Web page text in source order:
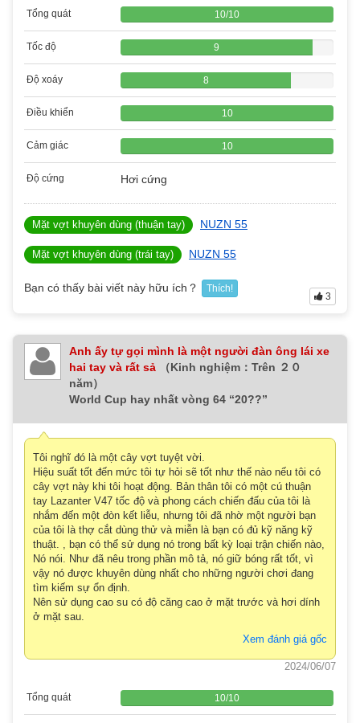
Tổng quát 10/10
Tốc độ 9
Độ xoáy 8
Điều khiển 10
Cảm giác 10
Độ cứng Hơi cứng
Mặt vợt khuyên dùng (thuận tay) NUZN 55
Mặt vợt khuyên dùng (trái tay) NUZN 55
Bạn có thấy bài viết này hữu ích？ Thích!
3
Anh ấy tự gọi mình là một người đàn ông lái xe
hai tay và rất sả
（Kinh nghiệm：Trên ２０
năm）
World Cup hay nhất vòng 64 “20??”
Tôi nghĩ đó là một cây vợt tuyệt vời.
Hiệu suất tốt đến mức tôi tự hỏi sẽ tốt như thế nào nếu tôi có
cây vợt này khi tôi hoạt động. Bản thân tôi có một cú thuận
tay Lazanter V47 tốc độ và phong cách chiến đấu của tôi là
nhắm đến một đòn kết liễu, nhưng tôi đã nhờ một người bạn
của tôi là thợ cắt dùng thử và miễn là bạn có đủ kỹ năng kỹ
thuật. , bạn có thể sử dụng nó trong bất kỳ loại trận chiến nào,
Nó nói. Như đã nêu trong phần mô tả, nó giữ bóng rất tốt, vì
vậy nó được khuyên dùng nhất cho những người chơi đang
tìm kiếm sự ổn định.
Nên sử dụng cao su có độ căng cao ở mặt trước và hơi dính
ở mặt sau.
Xem đánh giá gốc
2024/06/07
Tổng quát 10/10